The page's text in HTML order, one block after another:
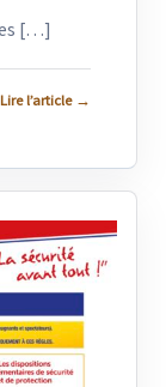
[…]
Lire l’article →